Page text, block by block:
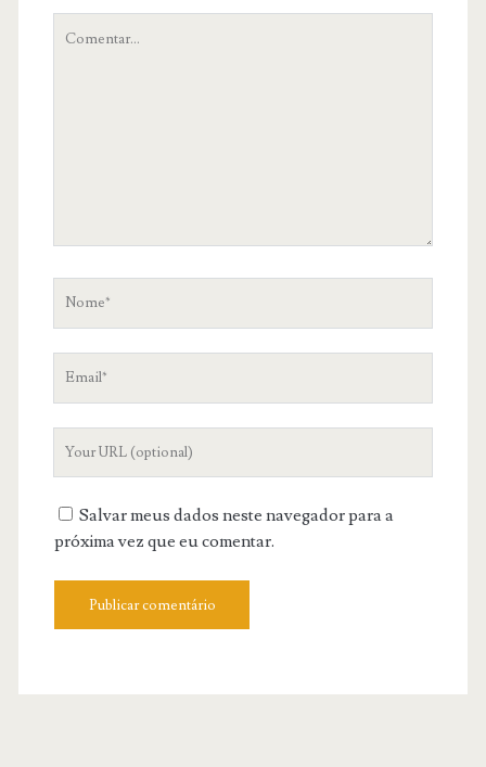
Salvar meus dados neste navegador para a
próxima vez que eu comentar.